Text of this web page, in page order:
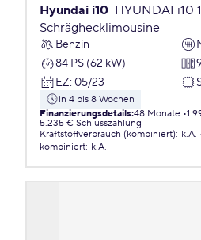
Hyundai i10 HYUNDAI i10
Schräghecklimousine
Benzin
84 PS (62 kW)
EZ: 05/23
in 4 bis 8 Wochen
Finanzierungsdetails:48 Monate
5.235 € Schlusszahlung
Kraftstoffverbrauch (kombiniert): k.A.
kombiniert: k.A.